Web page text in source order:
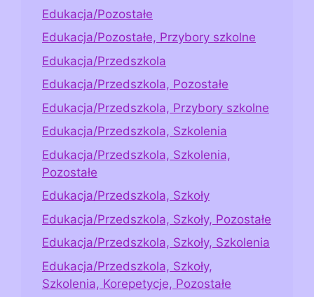
Edukacja/Pozostałe
Edukacja/Pozostałe, Przybory szkolne
Edukacja/Przedszkola
Edukacja/Przedszkola, Pozostałe
Edukacja/Przedszkola, Przybory szkolne
Edukacja/Przedszkola, Szkolenia
Edukacja/Przedszkola, Szkolenia,
Pozostałe
Edukacja/Przedszkola, Szkoły
Edukacja/Przedszkola, Szkoły, Pozostałe
Edukacja/Przedszkola, Szkoły, Szkolenia
Edukacja/Przedszkola, Szkoły,
Szkolenia, Korepetycje, Pozostałe